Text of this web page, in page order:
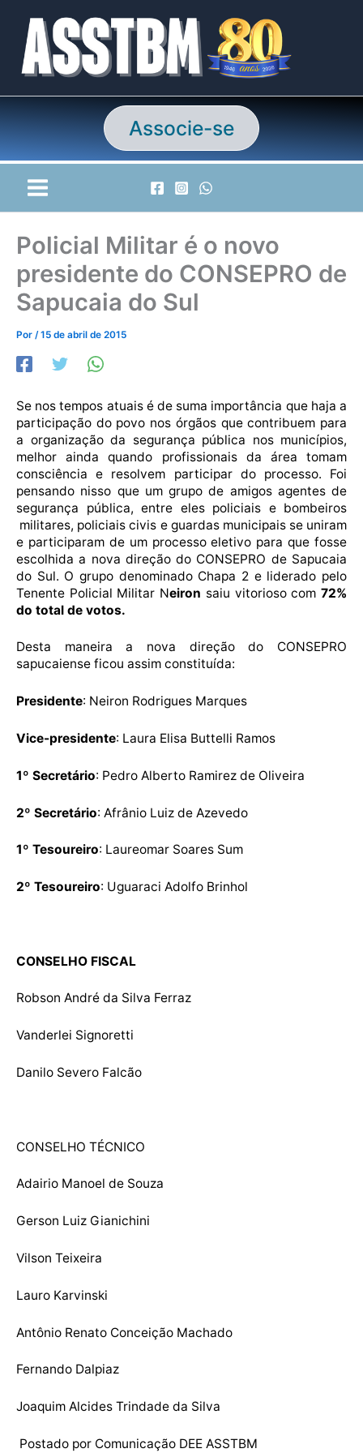
conteúdo
Associe-se
Policial Militar é o novo
presidente do CONSEPRO de
Sapucaia do Sul
Por /15 de abril de 2015
Se nos tempos atuais é de suma importância que haja a
participação do povo nos órgãos que contribuem para
a organização da segurança pública nos municípios,
melhor ainda quando profissionais da área tomam
consciência e resolvem participar do processo. Foi
pensando nisso que um grupo de amigos agentes de
segurança pública, entre eles policiais e bombeiros
militares, policiais civis e guardas municipais se uniram
e participaram de um processo eletivo para que fosse
escolhida a nova direção do CONSEPRO de Sapucaia
do Sul. O grupo denominado Chapa 2 e liderado pelo
Tenente Policial Militar Neiron saiu vitorioso com 72%
do total de votos.
Desta maneira a nova direção do CONSEPRO
sapucaiense ficou assim constituída:
Presidente: Neiron Rodrigues Marques
Vice-presidente: Laura Elisa Buttelli Ramos
1º Secretário: Pedro Alberto Ramirez de Oliveira
2º Secretário: Afrânio Luiz de Azevedo
1º Tesoureiro: Laureomar Soares Sum
2º Tesoureiro: Uguaraci Adolfo Brinhol
CONSELHO FISCAL
Robson André da Silva Ferraz
Vanderlei Signoretti
Danilo Severo Falcão
CONSELHO TÉCNICO
Adairio Manoel de Souza
Gerson Luiz Gianichini
Vilson Teixeira
Lauro Karvinski
Antônio Renato Conceição Machado
Fernando Dalpiaz
Joaquim Alcides Trindade da Silva
Postado por Comunicação DEE ASSTBM